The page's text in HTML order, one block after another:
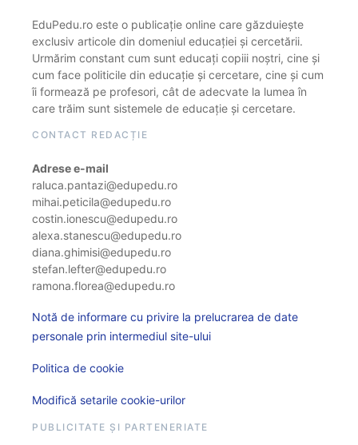
EduPedu.ro este o publicație online care găzduiește
exclusiv articole din domeniul educației și cercetării.
Urmărim constant cum sunt educați copiii noștri, cine și
cum face politicile din educație și cercetare, cine și cum
îi formează pe profesori, cât de adecvate la lumea în
care trăim sunt sistemele de educație și cercetare.
CONTACT REDACȚIE
Adrese e-mail
raluca.pantazi@edupedu.ro
mihai.peticila@edupedu.ro
costin.ionescu@edupedu.ro
alexa.stanescu@edupedu.ro
diana.ghimisi@edupedu.ro
stefan.lefter@edupedu.ro
ramona.florea@edupedu.ro
Notă de informare cu privire la prelucrarea de date
personale prin intermediul site-ului
Politica de cookie
Modifică setarile cookie-urilor
PUBLICITATE ȘI PARTENERIATE